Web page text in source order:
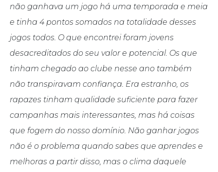
não ganhava um jogo há uma temporada e meia
e tinha 4 pontos somados na totalidade desses
jogos todos. O que encontrei foram jovens
desacreditados do seu valor e potencial. Os que
tinham chegado ao clube nesse ano também
não transpiravam confiança. Era estranho, os
rapazes tinham qualidade suficiente para fazer
campanhas mais interessantes, mas há coisas
que fogem do nosso domínio. Não ganhar jogos
não é o problema quando sabes que aprendes e
melhoras a partir disso, mas o clima daquele